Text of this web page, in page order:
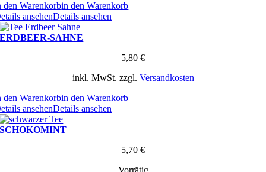
den Warenkorbin den Warenkorb
ansehenDetails ansehen
ERDBEER-SAHNE
5,80 €
inkl. MwSt. zzgl. Versandkosten
den Warenkorbin den Warenkorb
ansehenDetails ansehen
SCHOKOMINT
5,70 €
Vorrätig